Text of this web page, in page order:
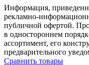
Информация,
рекламно-
публичной офертой.
в одностороннем
ассортимент, его
предварительного
Сравнить товары